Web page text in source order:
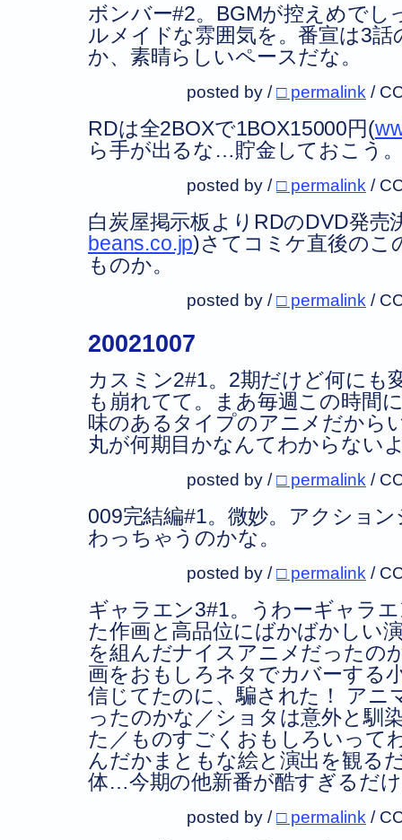
ボンバー#2。BGMが控えめでし
ルメイドな雰囲気を。番宣は3
か、素晴らしいペースだな。
posted by /□ permalink /
RDは全2BOXで1BOX15000円(
ら手が出るな…貯金しておこう
posted by /□ permalink /
白炭屋掲示板よりRDのDVD発売
beans.co.jp)さてコミケ直後のこ
ものか。
posted by /□ permalink /
20021007
カスミン2#1。2期だけど何にも
も崩れてて。まあ毎週この時間
味のあるタイプのアニメだから
丸が何期目かなんてわからない
posted by /□ permalink /
009完結編#1。微妙。アクショ
わっちゃうのかな。
posted by /□ permalink /
ギャラエン3#1。うわーギャラ
た作画と高品位にばかばかしい
を組んだナイスアニメだったの
画をおもしろネタでカバーする
信じてたのに、騙された！ アニ
ったのかな／ショタは意外と馴
た／ものすごくおもしろいって
んだかまともな絵と演出を観る
体…今期の他新番が酷すぎるだ
posted by /□ permalink /